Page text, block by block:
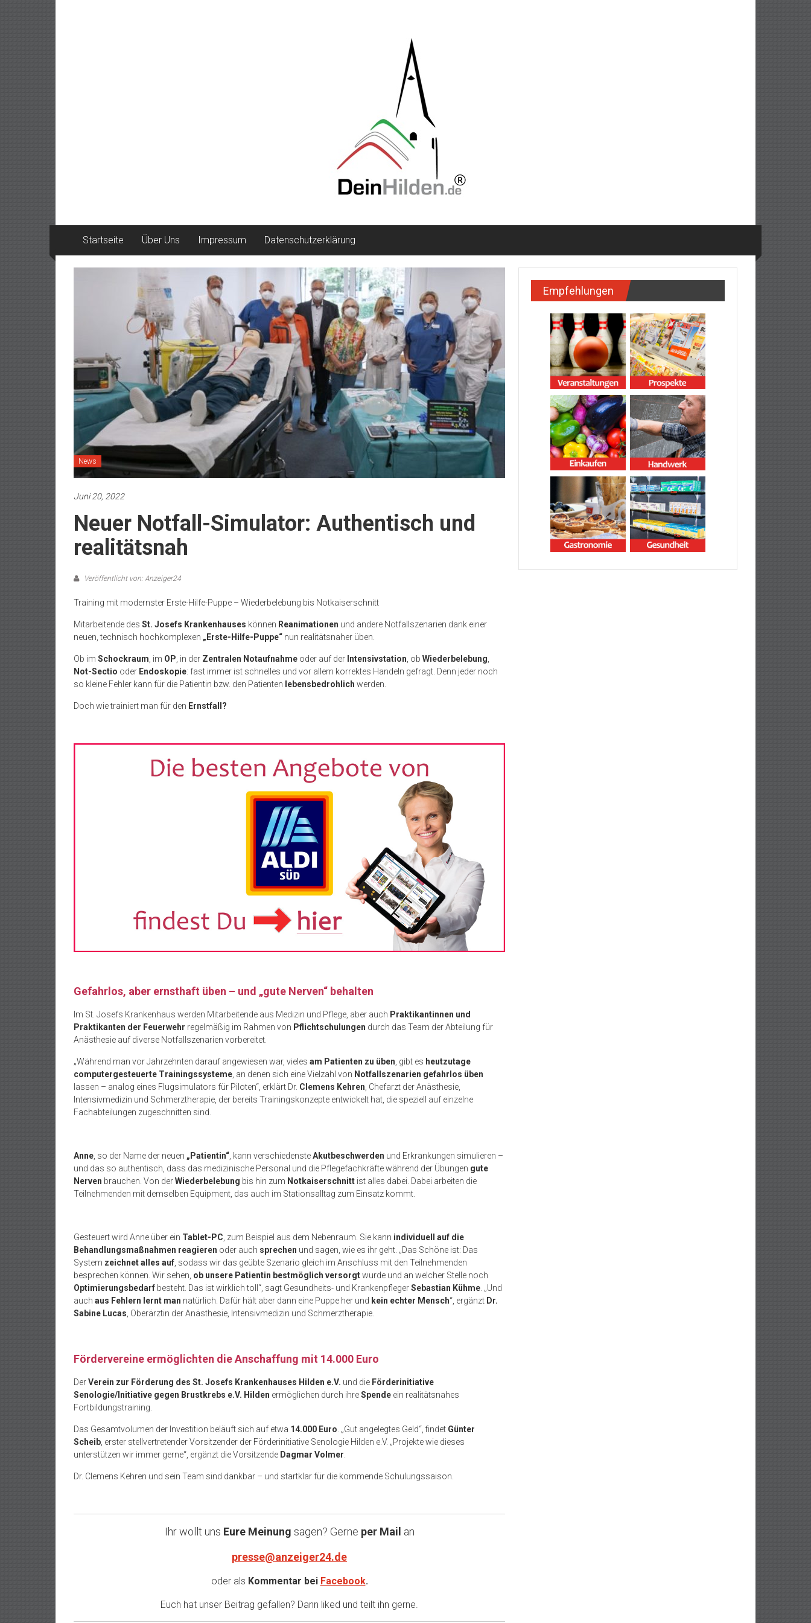
Startseite Über Uns Impressum Datenschutzerklärung
News
Juni 20, 2022
Neuer Notfall-Simulator: Authentisch und
realitätsnah
Veröffentlicht von: Anzeiger24
Training mit modernster Erste-Hilfe-Puppe – Wiederbelebung bis Notkaiserschnitt
Mitarbeitende des St. Josefs Krankenhauses können Reanimationen und andere Notfallszenarien dank einer
neuen, technisch hochkomplexen „Erste-Hilfe-Puppe“ nun realitätsnaher üben.
Ob im Schockraum , im OP , in der Zentralen Notaufnahme oder auf der Intensivstation , ob Wiederbelebung
Not-Sectio oder Endoskopie: fast immer ist schnelles und vor allem korrektes Handeln gefragt. Denn jeder noch
so kleine Fehler kann für die Patientin bzw. den Patienten lebensbedrohlich werden.
Doch wie trainiert man für den Ernstfall?
Gefahrlos, aber ernsthaft üben – und „gute Nerven“ behalten
Im St. Josefs Krankenhaus werden Mitarbeitende aus Medizin und Pflege, aber auch Praktikantinnen und
Praktikanten der Feuerwehr regelmäßig im Rahmen von Pflichtschulungen durch das Team der Abteilung für
Anästhesie auf diverse Notfallszenarien vorbereitet.
„Während man vor Jahrzehnten darauf angewiesen war, vieles am Patienten zu üben , gibt es heutzutage
computergesteuerte Trainingssysteme , an denen sich eine Vielzahl von Notfallszenarien gefahrlos üben
lassen – analog eines Flugsimulators für Piloten“, erklärt Dr. Clemens Kehren , Chefarzt der Anästhesie,
Intensivmedizin und Schmerztherapie, der bereits Trainingskonzepte entwickelt hat, die speziell auf einzelne
Fachabteilungen zugeschnitten sind.
Anne , so der Name der neuen „Patientin“ , kann verschiedensteAkutbeschwerden und Erkrankungen simulieren –
und das so authentisch, dass das medizinische Personal und die Pflegefachkräfte während der Übungen gute
Nerven brauchen. Von derWiederbelebung bis hin zum Notkaiserschnitt ist alles dabei. Dabei arbeiten die
Teilnehmenden mit demselben Equipment, das auch im Stationsalltag zum Einsatz kommt.
Gesteuert wird Anne über ein Tablet-PC , zum Beispiel aus dem Nebenraum. Sie kann individuell auf die
Behandlungsmaßnahmen reagieren oder auch sprechen und sagen, wie es ihr geht. „Das Schöne ist: Das
System zeichnet alles auf , sodass wir das geübte Szenario gleich im Anschluss mit den Teilnehmenden
besprechen können. Wir sehen, ob unsere Patientin bestmöglich versorgtwurde und an welcher Stelle noch
Optimierungsbedarf besteht. Das ist wirklich toll“, sagt Gesundheits- und KrankenpflegerSebastian Kühme . „Und
auch aus Fehlern lernt man natürlich. Dafür hält aber dann eine Puppe her und kein echter Mensch“, ergänzt Dr.
Sabine Lucas , Oberärztin der Anästhesie, Intensivmedizin und Schmerztherapie.
Fördervereine ermöglichten die Anschaffung mit 14.000 Euro
DerVerein zur Förderung des St. Josefs Krankenhauses Hilden e.V. und die Förderinitiative
Senologie/Initiative gegen Brustkrebs e.V. Hilden ermöglichen durch ihreSpende ein realitätsnahes
Fortbildungstraining.
Das Gesamtvolumen der Investition beläuft sich auf etwa 14.000 Euro . „Gut angelegtes Geld“, findet Günter
Scheib , erster stellvertretender Vorsitzender der Förderinitiative Senologie Hilden e.V. „Projekte wie dieses
unterstützen wir immer gerne“, ergänzt die Vorsitzende Dagmar Volmer
Dr. Clemens Kehren und sein Team sind dankbar – und startklar für die kommende Schulungssaison.
Ihr wollt uns Eure Meinung sagen? Gerne per Mail an
presse@anzeiger24.de
oder als Kommentar bei Facebook.
Euch hat unser Beitrag gefallen? Dann liked und teilt ihn gerne.
Empfehlungen